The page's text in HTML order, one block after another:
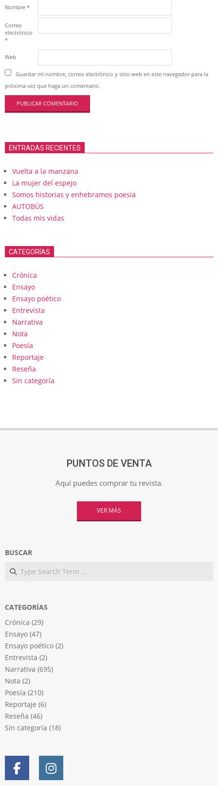
Nombre *
Correo
electrónico
*
Web
Guardar mi nombre, correo electrónico y sitio web en este navegador para la
próxima vez que haga un comentario.
ENTRADAS RECIENTES
Vuelta a la manzana
La mujer del espejo
Somos historias y enhebramos poesia
AUTOBÚS
Todas mis vidas
CATEGORÍAS
Crónica
Ensayo
Ensayo poético
Entrevista
Narrativa
Nota
Poesía
Reportaje
Reseña
Sin categoría
PUNTOS DE VENTA
Aquí puedes comprar tu revista.
VER MÁS
BUSCAR
Search
CATEGORÍAS
Crónica (29)
Ensayo (47)
Ensayo poético (2)
Entrevista (2)
Narrativa (695)
Nota (2)
Poesía (210)
Reportaje (6)
Reseña (46)
Sin categoría (18)